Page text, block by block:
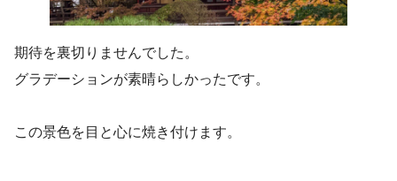
期待を裏切りませんでした。
グラデーションが素晴らしかったです。
この景色を目と心に焼き付けます。